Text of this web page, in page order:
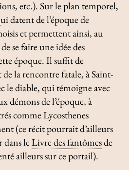
etc.). Sur le plan temporel,
datent de l’époque de
et permettent ainsi, au
se faire une idée des
époque. Il suffit de
la rencontre fatale, à Saint-
le diable, qui témoigne avec
démons de l’époque, à
comme Lycosthenes
(ce récit pourrait d’ailleurs
leLivre des fantômesde
ailleurs sur ce portail).